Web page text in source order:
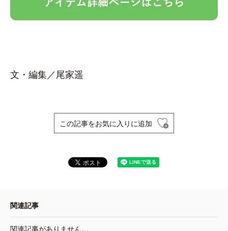
文・編集／尾家遥
この記事をお気に入りに追加
関連記事
関連記事がありません。